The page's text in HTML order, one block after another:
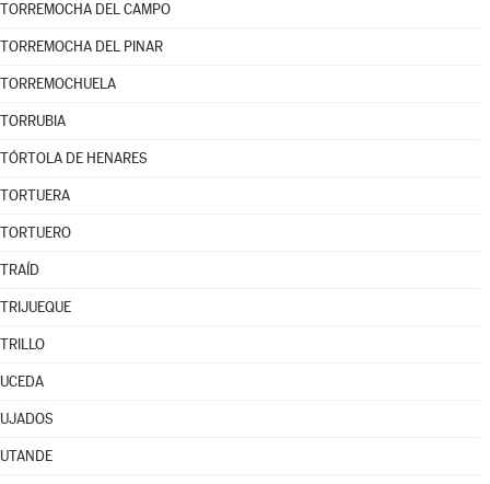
TORREMOCHA DEL CAMPO
TORREMOCHA DEL PINAR
TORREMOCHUELA
TORRUBIA
TÓRTOLA DE HENARES
TORTUERA
TORTUERO
TRAÍD
TRIJUEQUE
TRILLO
UCEDA
UJADOS
UTANDE